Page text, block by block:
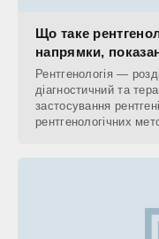
Що таке
напрямки,
Рентгенологія —
діагностичний та
застосування
рентгенологічних